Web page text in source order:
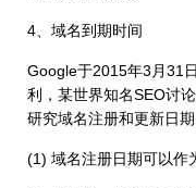
4、域名到期时间
Google于2015年3月31
利，某世界知名SEO讨
研究域名注册和更新日期
(1) 域名注册日期可以作